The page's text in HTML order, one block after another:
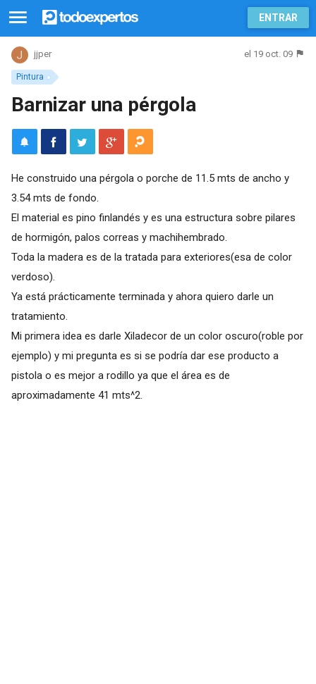
ENTRAR
Pintura
jjper el 19 oct. 09
Barnizar una pérgola
He construido una pérgola o porche de 11.5 mts de ancho y
3.54 mts de fondo.
El material es pino finlandés y es una estructura sobre pilares
de hormigón, palos correas y machihembrado.
Toda la madera es de la tratada para exteriores(esa de color
verdoso).
Ya está prácticamente terminada y ahora quiero darle un
tratamiento.
Mi primera idea es darle Xiladecor de un color oscuro(roble por
ejemplo) y mi pregunta es si se podría dar ese producto a
pistola o es mejor a rodillo ya que el área es de
aproximadamente 41 mts^2.